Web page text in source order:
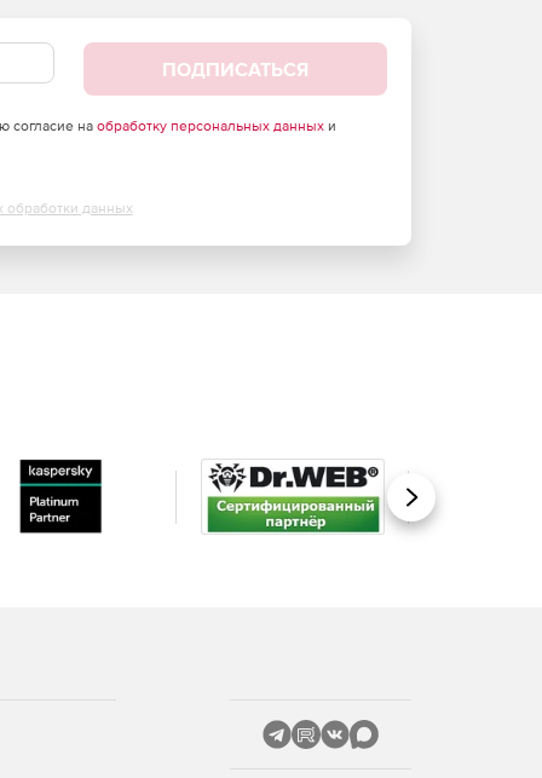
ПОДПИСАТЬСЯ
согласие на обработку персональных данныхи
обработки данных
Вперед